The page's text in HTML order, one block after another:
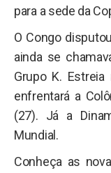
para a sede da
O Congo
ainda se
Grupo K.
enfrentará a
(27). Já a
Mundial.
Conheça as